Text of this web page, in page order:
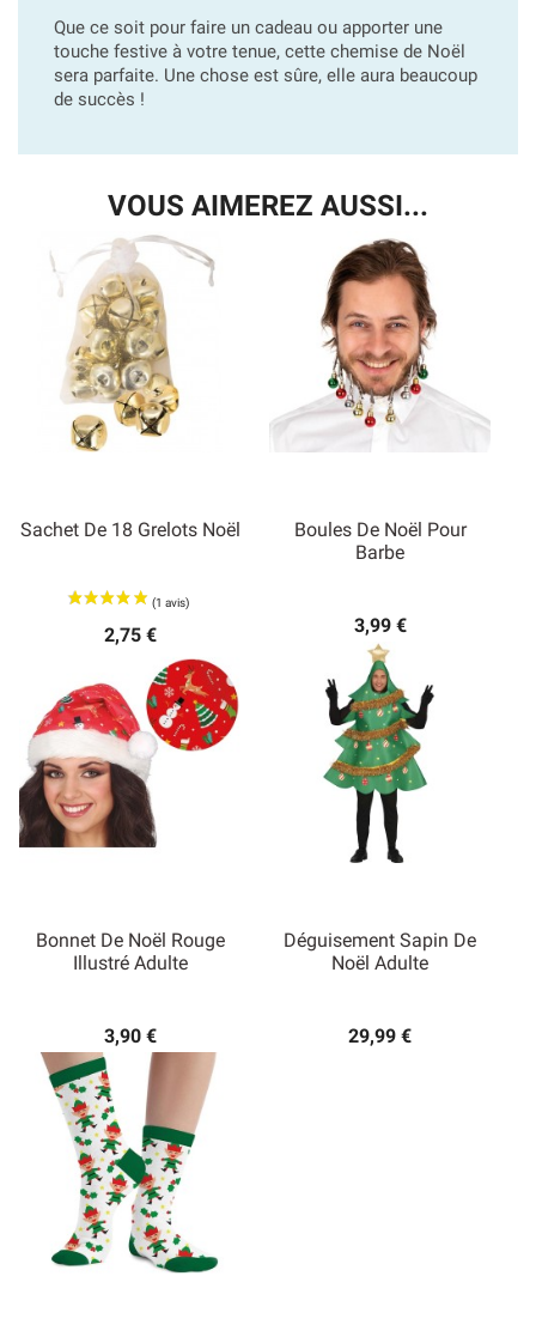
Que ce soit pour faire un cadeau ou apporter une
touche festive à votre tenue, cette chemise de Noël
sera parfaite. Une chose est sûre, elle aura beaucoup
de succès !
VOUS AIMEREZ AUSSI...
Sachet De 18 Grelots Noël
2,75 €
Boules De Noël Pour
Barbe
3,99 €
Bonnet De Noël Rouge
Illustré Adulte
3,90 €
Déguisement Sapin De
Noël Adulte
29,99 €